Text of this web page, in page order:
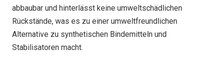
abbaubar und hinterlässt keine umweltschädlichen
Rückstände, was es zu einer umweltfreundlichen
Alternative zu synthetischen Bindemitteln und
Stabilisatoren macht.